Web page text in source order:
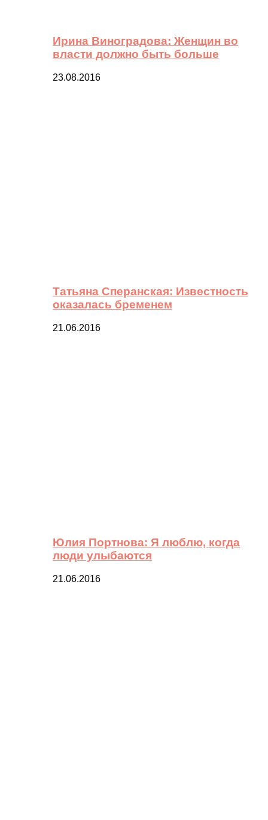
Ирина Виноградова: Женщин во
власти должно быть больше
23.08.2016
Татьяна Сперанская: Известность
оказалась бременем
21.06.2016
Юлия Портнова: Я люблю, когда
люди улыбаются
21.06.2016